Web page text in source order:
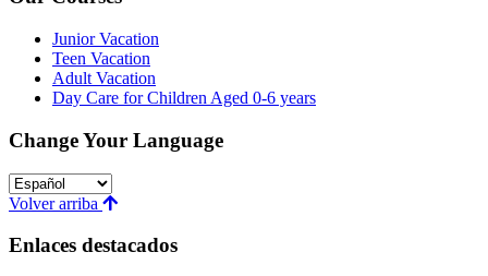
Junior Vacation
Teen Vacation
Adult Vacation
Day Care for Children Aged 0-6 years
Change Your Language
Volver arriba
Enlaces destacados